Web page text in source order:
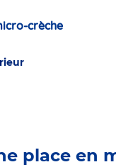
crèche
place en